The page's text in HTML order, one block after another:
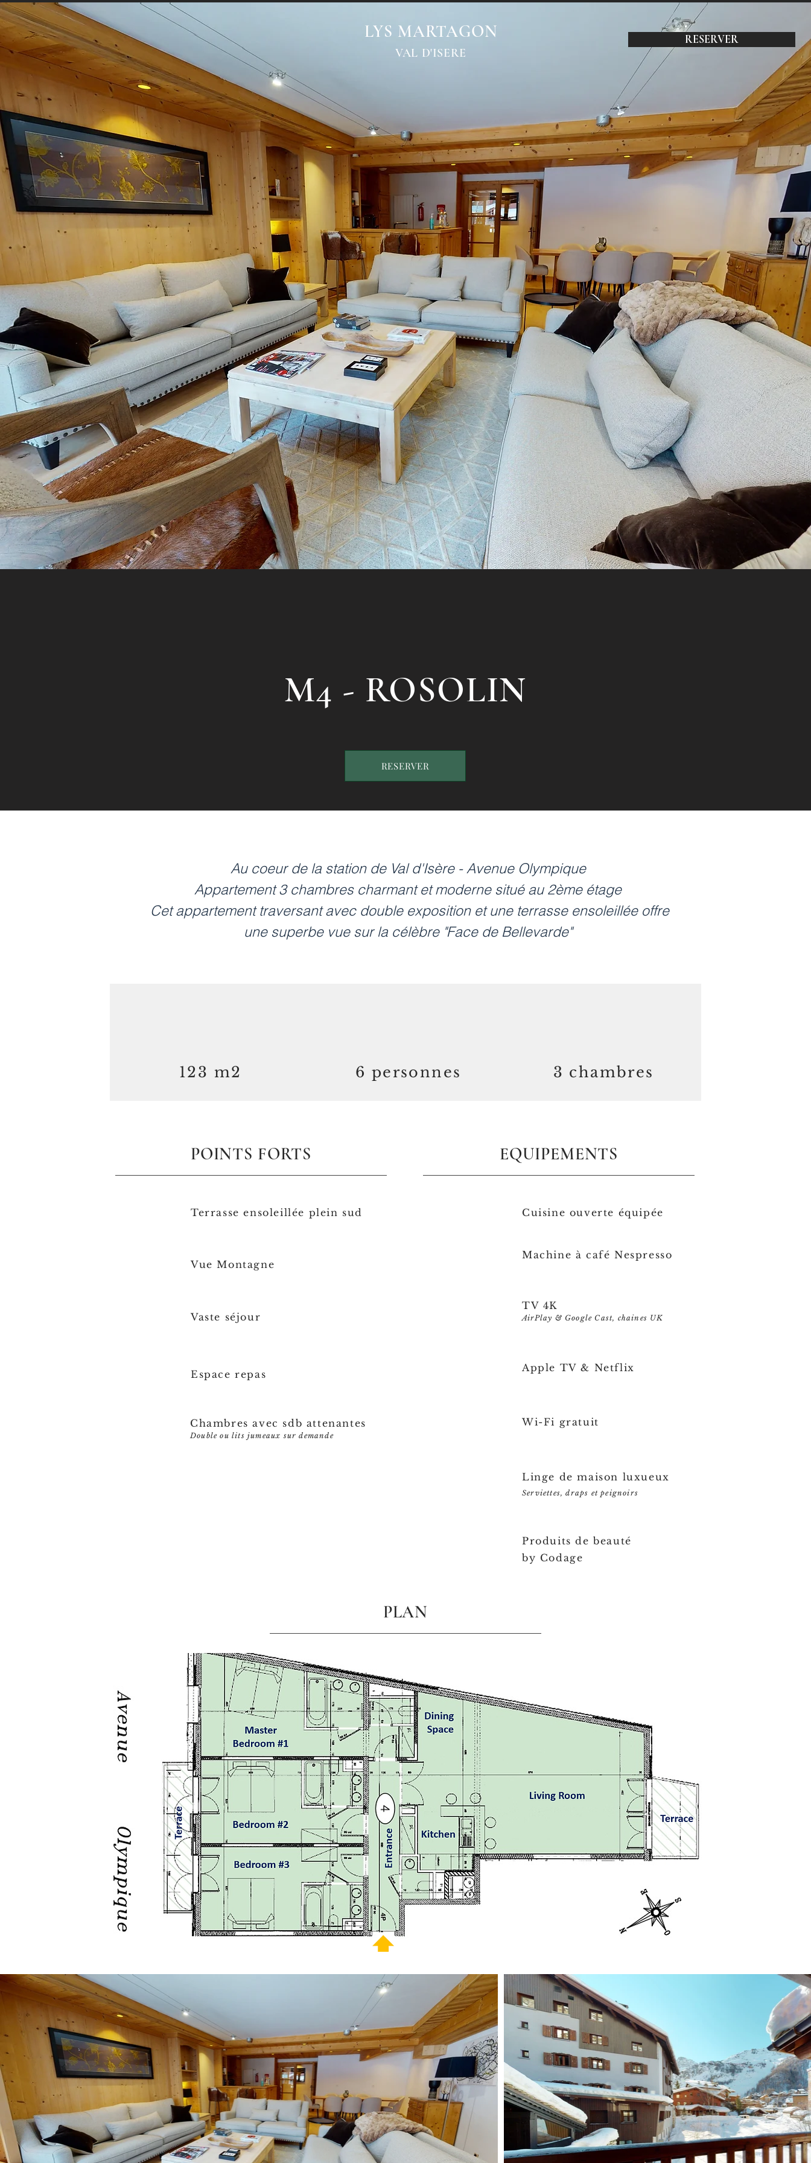
LYS MARTAGON
VAL D'ISERE
RESERVER
M4 - ROSOLIN
RESERVER
Au coeur de la station de Val d'Isère - Avenue Olympique
Appartement 3 chambres charmant et moderne situé au 2ème étage
Cet appartement traversant avec double exposition et une terrasse ensoleillée offre
une superbe vue sur la célèbre "Face de Bellevarde"
123 m2 6 personnes 3 chambres
POINTS FORTS
Terrasse ensoleillée plein sud
Vue Montagne
Vaste séjour
Espace repas
Chambres avec sdb attenantes
Double ou lits jumeaux sur demande
EQUIPEMENTS
Cuisine ouverte équipée
Machine à café Nespresso
TV 4K
AirPlay & Google Cast, chaines UK
Apple TV & Netflix
Wi-Fi gratuit
Linge de maison luxueux
Serviettes, draps et peignoirs
Produits de beauté
by Codage
PLAN